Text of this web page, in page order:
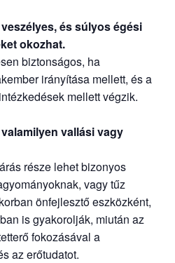
és súlyos égési
okozhat.
biztonságos, ha
irányítása mellett, és a
mellett végzik.
vallási vagy
része lehet bizonyos
vagy tűz
önfejlesztő eszközként,
is gyakorolják, miután az
fokozásával a
az erőtudatot.